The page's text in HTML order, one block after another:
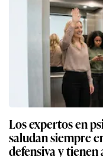
Los expertos en
saludan siempre
defensiva y